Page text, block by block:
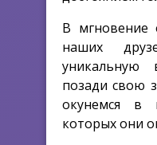
В мгновение
наших
уникальную
позади свою
окунемся в
которых они